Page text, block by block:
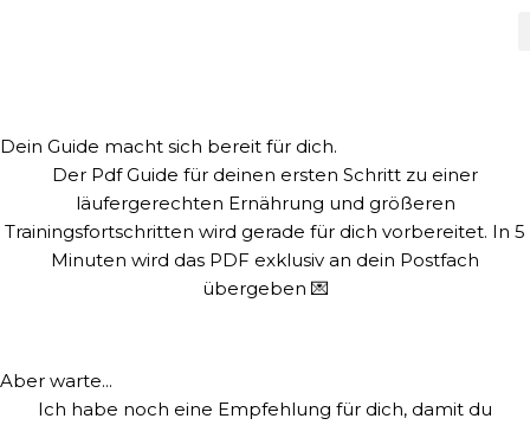
Dein Guide macht sich bereit für dich.
Der Pdf Guide für deinen ersten Schritt zu einer
läufergerechten Ernährung und größeren
Trainingsfortschritten wird gerade für dich vorbereitet. In 5
Minuten wird das PDF exklusiv an dein Postfach
übergeben 💌
Aber warte...
Ich habe noch eine Empfehlung für dich, damit du